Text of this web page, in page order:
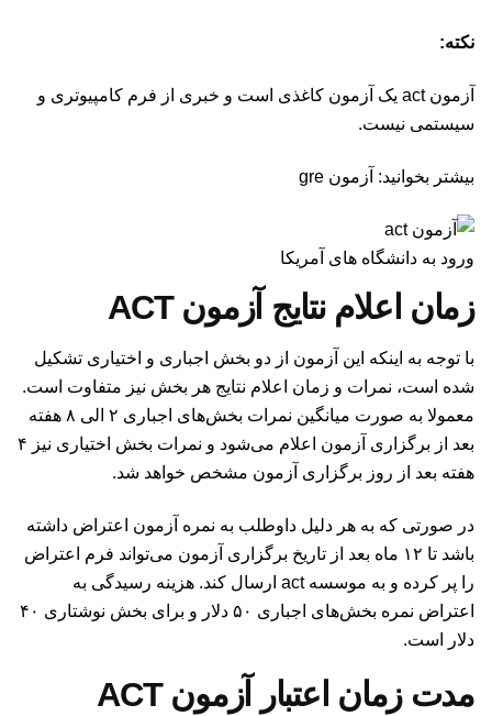
نکته:
آزمون act یک آزمون کاغذی است و خبری از فرم کامپیوتری و
سیستمی نیست.
بیشتر بخوانید:‌ آزمون gre
ورود به دانشگاه های آمریکا
زمان اعلام نتایج آزمون ACT
با توجه به اینکه این آزمون از دو بخش اجباری و اختیاری تشکیل
شده است، نمرات و زمان اعلام نتایج هر بخش نیز متفاوت است.
معمولا به صورت میانگین نمرات بخش‌های اجباری ۲ الی ۸ هفته
بعد از برگزاری آزمون اعلام می‌شود و نمرات بخش اختیاری نیز ۴
هفته بعد از روز برگزاری آزمون مشخص خواهد شد.
در صورتی که به هر دلیل داوطلب به نمره آزمون اعتراض داشته
باشد تا ۱۲ ماه بعد از تاریخ برگزاری آزمون می‌تواند فرم اعتراض
را پر کرده و به موسسه act ارسال کند. هزینه رسیدگی به
اعتراض نمره بخش‌های اجباری ۵۰ دلار و برای بخش نوشتاری ۴۰
دلار است.
مدت زمان اعتبار آزمون ACT